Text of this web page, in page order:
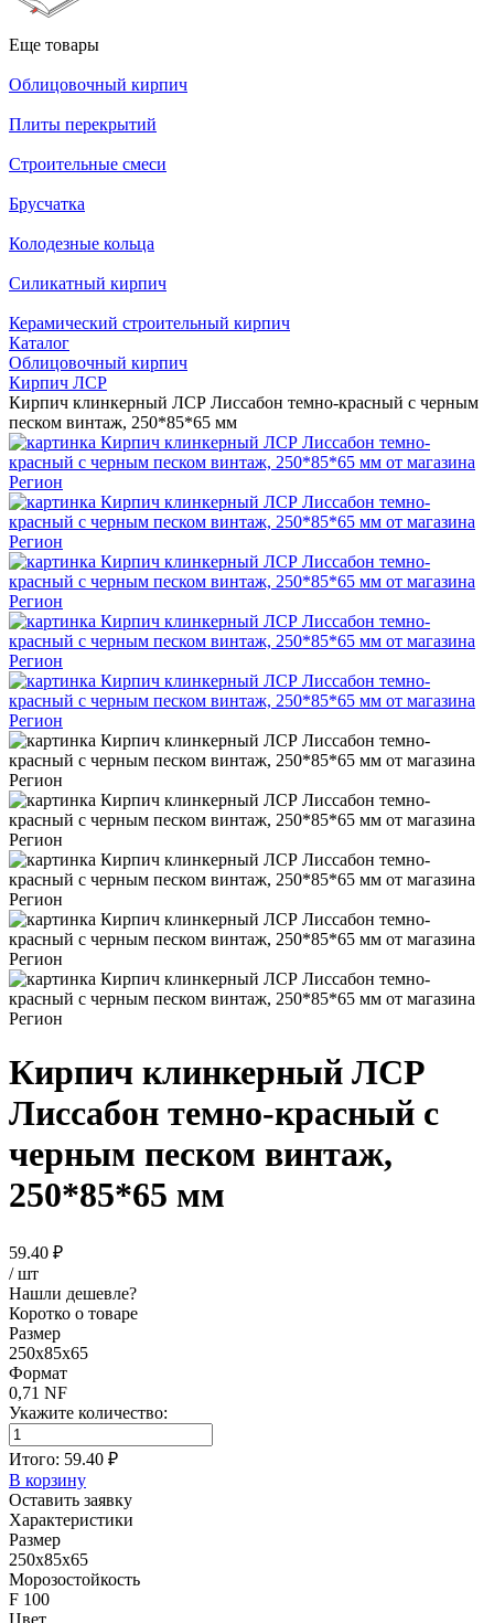
Еще товары
Облицовочный кирпич
Плиты перекрытий
Строительные смеси
Брусчатка
Колодезные кольца
Силикатный кирпич
Керамический строительный кирпич
Каталог
Облицовочный кирпич
Кирпич ЛСР
Кирпич клинкерный ЛСР Лиссабон темно-красный с черным
песком винтаж, 250*85*65 мм
Кирпич клинкерный ЛСР
Лиссабон темно-красный с
черным песком винтаж,
250*85*65 мм
59.40 ₽
/ шт
Нашли дешевле?
Коротко о товаре
Размер
250x85x65
Формат
0,71 NF
Укажите количество:
Итого: 59.40 ₽
В корзину
Оставить заявку
Характеристики
Размер
250x85x65
Морозостойкость
F 100
Цвет